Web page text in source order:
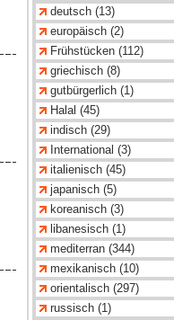
deutsch (13)
europäisch (2)
Frühstücken (112)
griechisch (8)
gutbürgerlich (1)
Halal (45)
indisch (29)
International (3)
italienisch (45)
japanisch (5)
koreanisch (3)
libanesisch (1)
mediterran (344)
mexikanisch (10)
orientalisch (297)
russisch (1)